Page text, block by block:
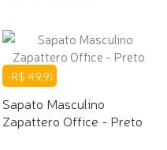
-R$ 49,91
Sapato Masculino
Zapattero Office - Preto